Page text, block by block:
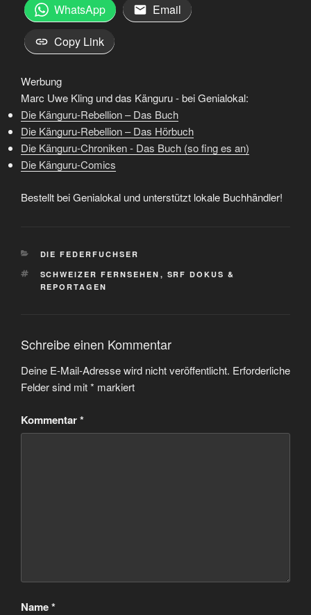
WhatsApp
Email
Copy Link
Werbung
Marc Uwe Kling und das Känguru - bei Genialokal:
Die Känguru-Rebellion – Das Buch
Die Känguru-Rebellion – Das Hörbuch
Die Känguru-Chroniken - Das Buch (so fing es an)
Die Känguru-Comics
Bestellt bei Genialokal und unterstützt lokale Buchhändler!
KATEGORIEN
DIE FEDERFUCHSER
SCHLAGWÖRTER
SCHWEIZER FERNSEHEN , SRF DOKUS &
REPORTAGEN
Schreibe einen Kommentar
Deine E-Mail-Adresse wird nicht veröffentlicht. Erforderliche
Felder sind mit* markiert
Kommentar*
Name*